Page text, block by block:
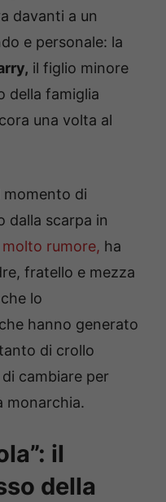
davanti a un
e personale: la
il figlio minore
della famiglia
una volta al
momento di
dalla scarpa in
rumore, ha
fratello e mezza
lo
hanno generato
di crollo
cambiare per
monarchia.
il
della